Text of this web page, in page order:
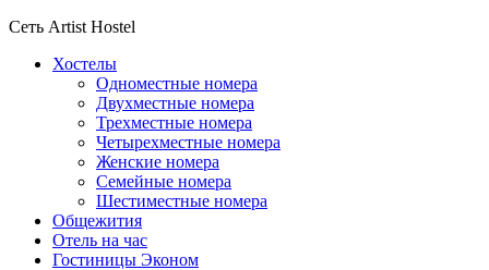
Сеть Artist Hostel
Хостелы
Одноместные номера
Двухместные номера
Трехместные номера
Четырехместные номера
Женские номера
Семейные номера
Шестиместные номера
Общежития
Отель на час
Гостиницы Эконом